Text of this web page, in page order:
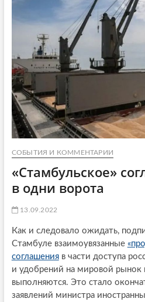
СОБЫТИЯ И КОММЕНТАРИИ
«Стамбульское»
в одни ворота
13.09.2022
Как и следовало ожидать,
Стамбуле взаимоувязанные
соглашенияв части доступа
и удобрений на мировой рынок
выполняются. Это стало
заявлений министра